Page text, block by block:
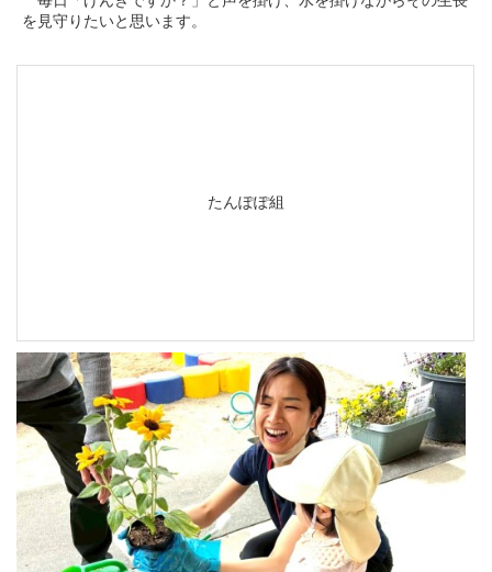
を見守りたいと思います。
たんぽぽ組